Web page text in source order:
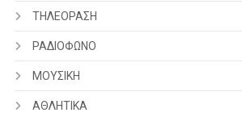
ΤΗΛΕΟΡΑΣΗ
ΡΑΔΙΟΦΩΝΟ
ΜΟΥΣΙΚΗ
ΑΘΛΗΤΙΚΑ